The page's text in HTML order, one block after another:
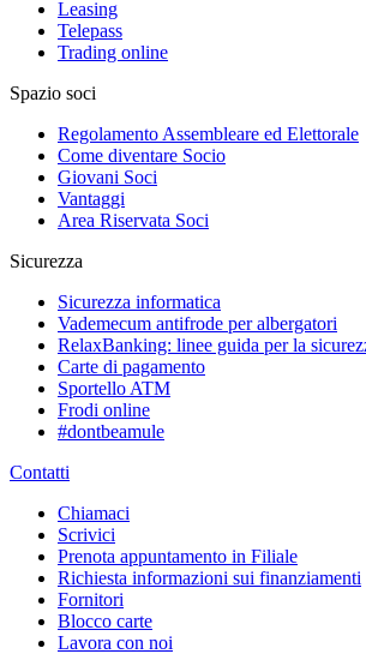
Leasing
Telepass
Trading online
Spazio soci
Regolamento Assembleare ed Elettorale
Come diventare Socio
Giovani Soci
Vantaggi
Area Riservata Soci
Sicurezza
Sicurezza informatica
Vademecum antifrode per albergatori
RelaxBanking: linee guida per la
Carte di pagamento
Sportello ATM
Frodi online
#dontbeamule
Contatti
Chiamaci
Scrivici
Prenota appuntamento in Filiale
Richiesta informazioni sui finanziamenti
Fornitori
Blocco carte
Lavora con noi